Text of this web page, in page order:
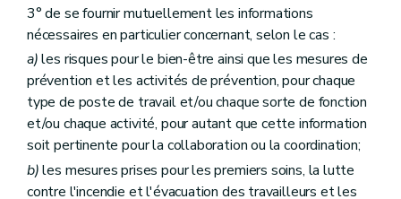
3° de se fournir mutuellement les informations
nécessaires en particulier concernant, selon le cas :
a)les risques pour le bien-être ainsi que les mesures de
prévention et les activités de prévention, pour chaque
type de poste de travail et/ou chaque sorte de fonction
et/ou chaque activité, pour autant que cette information
soit pertinente pour la collaboration ou la coordination;
b)les mesures prises pour les premiers soins, la lutte
contre l'incendie et l'évacuation des travailleurs et les